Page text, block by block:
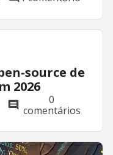
source de
2026
0
comentários